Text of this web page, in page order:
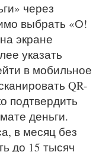
через
выбрать «О!
экране
указать
в мобильное
QR-
подтвердить
деньги.
в месяц без
до 15 тысяч